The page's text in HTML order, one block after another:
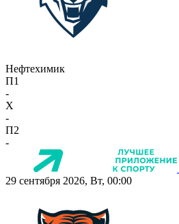
Нефтехимик
П1
-
X
-
П2
-
29 сентября 2026, Вт, 00:00